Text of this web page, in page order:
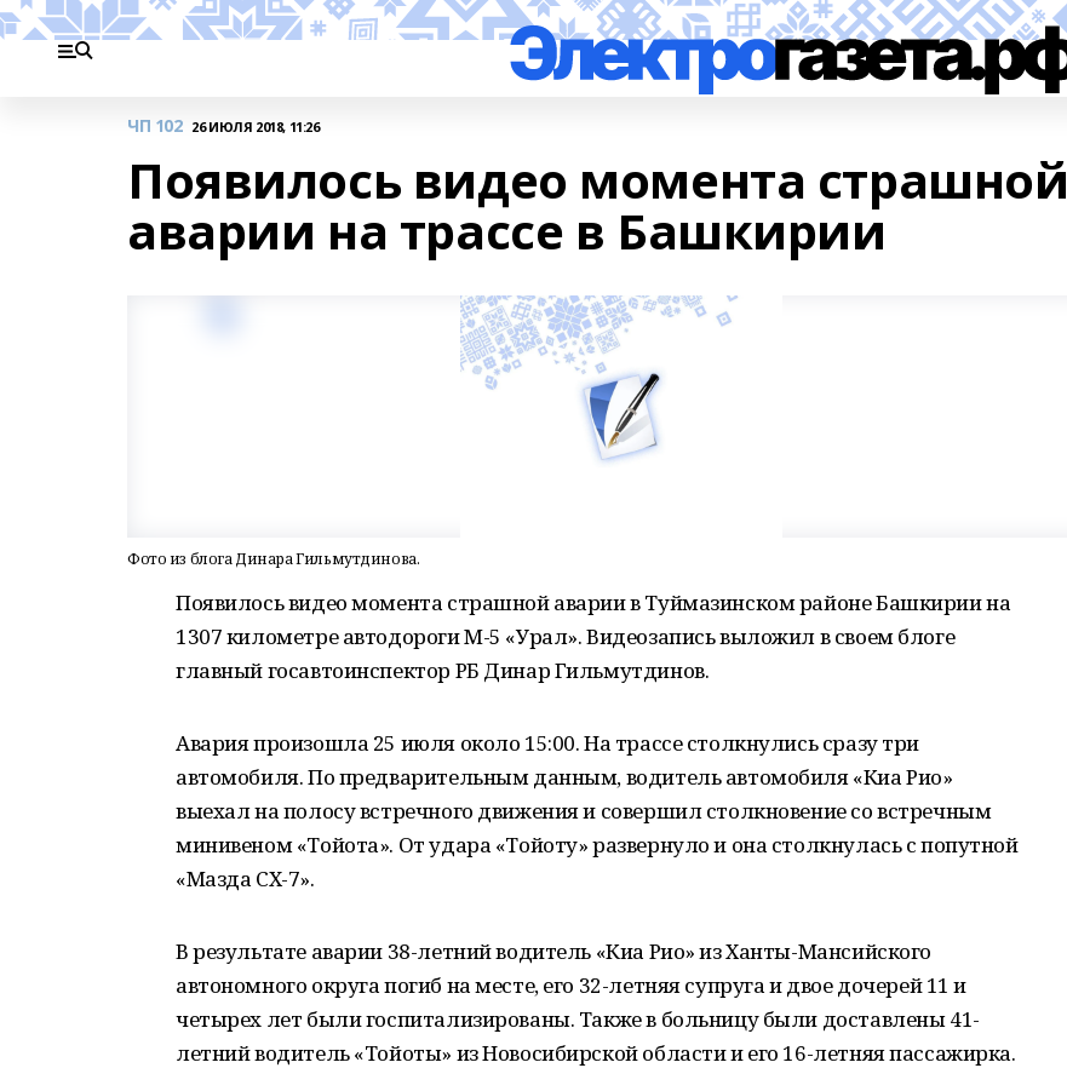
ЧП 102 26 ИЮЛЯ 2018, 11:26
Появилось видео момента страшной
аварии на трассе в Башкирии
Фото из блога Динара Гильмутдинова.
Появилось видео момента страшной аварии в Туймазинском районе Башкирии на
1307 километре автодороги М-5 «Урал». Видеозапись выложил в своем блоге
главный госавтоинспектор РБ Динар Гильмутдинов.
Авария произошла 25 июля около 15:00. На трассе столкнулись сразу три
автомобиля. По предварительным данным, водитель автомобиля «Киа Рио»
выехал на полосу встречного движения и совершил столкновение со встречным
минивеном «Тойота». От удара «Тойоту» развернуло и она столкнулась с попутной
«Мазда СХ-7».
В результате аварии 38-летний водитель «Киа Рио» из Ханты-Мансийского
автономного округа погиб на месте, его 32-летняя супруга и двое дочерей 11 и
четырех лет были госпитализированы. Также в больницу были доставлены 41-
летний водитель «Тойоты» из Новосибирской области и его 16-летняя пассажирка.